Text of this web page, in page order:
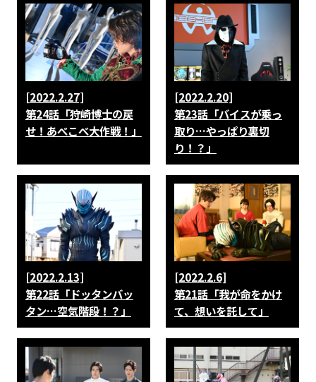
[2022.2.27]
第24話「狩崎博士の戻
せ！あべこべ大作戦！」
[2022.2.20]
第23話「バイスが乗っ
取り…やっぱり裏切
り！？」
[2022.2.13]
第22話「ドッタンバッ
タン…空気階段！？」
[2022.2.6]
第21話「我が命をかけ
て、想いを託して」